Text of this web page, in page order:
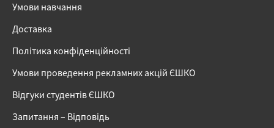
Умови навчання
Доставка
Політика конфіденційності
Умови проведення рекламних акцій ЄШКО
Відгуки студентів ЄШКО
Запитання – Відповідь